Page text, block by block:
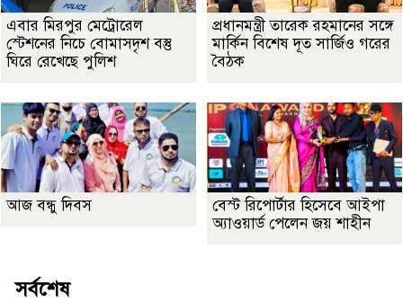
এবার মিরপুর মেট্রোরেল
স্টেশনের নিচে বোমাসদৃশ বস্তু
ঘিরে রেখেছে পুলিশ
প্রধানমন্ত্রী তারেক রহমানের সঙ্গে
মার্কিন বিশেষ দূত সার্জিও গরের
বৈঠক
আজ বন্ধু দিবস
বেস্ট রিপোর্টার হিসেবে আইপা
অ্যাওয়ার্ড পেলেন জয় শাহীন
সর্বশেষ